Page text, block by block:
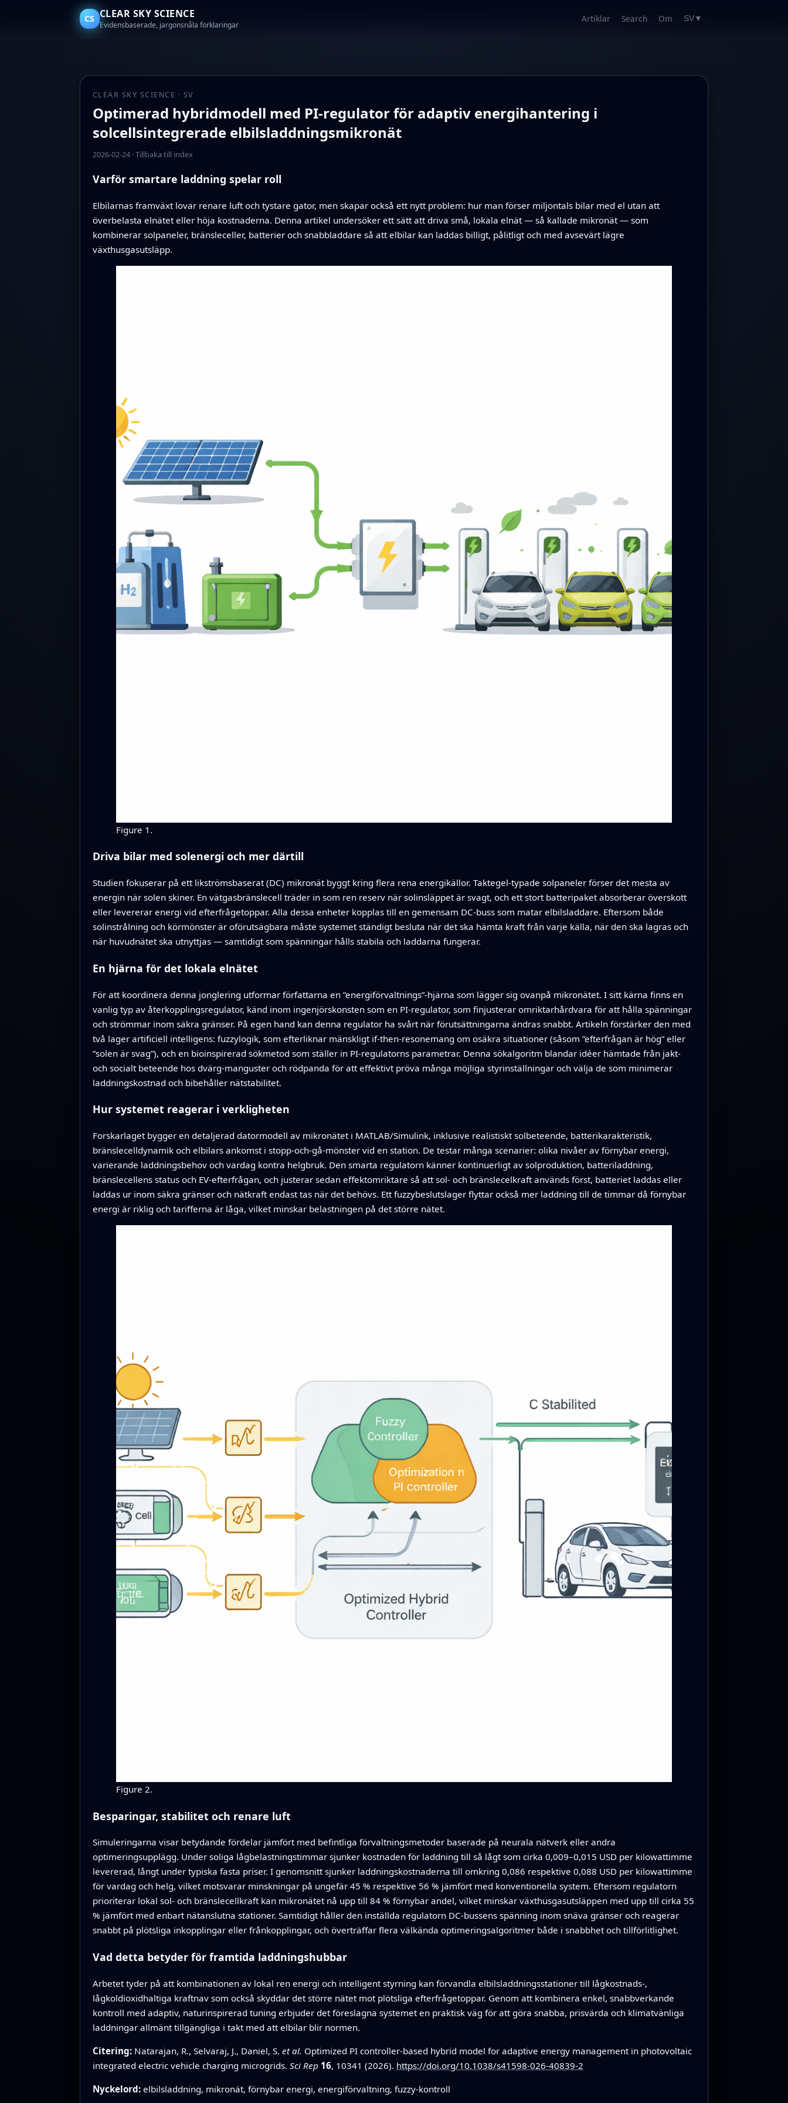
CS CLEAR SKY SCIENCE
Evidensbaserade, jargonsnåla förklaringar
Artiklar Search Om SV ▼
CLEAR SKY SCIENCE · SV
Optimerad hybridmodell med PI-regulator för adaptiv energihantering i
solcellsintegrerade elbilsladdningsmikronät
2026-02-24·Tillbaka till index
Varför smartare laddning spelar roll
Elbilarnas framväxt lovar renare luft och tystare gator, men skapar också ett nytt problem: hur man förser miljontals bilar med el utan att
överbelasta elnätet eller höja kostnaderna. Denna artikel undersöker ett sätt att driva små, lokala elnät — så kallade mikronät — som
kombinerar solpaneler, bränsleceller, batterier och snabbladdare så att elbilar kan laddas billigt, pålitligt och med avsevärt lägre
växthusgasutsläpp.
Figure 1.
Driva bilar med solenergi och mer därtill
Studien fokuserar på ett likströmsbaserat (DC) mikronät byggt kring flera rena energikällor. Taktegel-typade solpaneler förser det mesta av
energin när solen skiner. En vätgasbränslecell träder in som ren reserv när solinsläppet är svagt, och ett stort batteripaket absorberar överskott
eller levererar energi vid efterfrågetoppar. Alla dessa enheter kopplas till en gemensam DC-buss som matar elbilsladdare. Eftersom både
solinstrålning och körmönster är oförutsägbara måste systemet ständigt besluta när det ska hämta kraft från varje källa, när den ska lagras och
när huvudnätet ska utnyttjas — samtidigt som spänningar hålls stabila och laddarna fungerar.
En hjärna för det lokala elnätet
För att koordinera denna jonglering utformar författarna en ”energiförvaltnings”-hjärna som lägger sig ovanpå mikronätet. I sitt kärna finns en
vanlig typ av återkopplingsregulator, känd inom ingenjörskonsten som en PI-regulator, som finjusterar omriktarhårdvara för att hålla spänningar
och strömmar inom säkra gränser. På egen hand kan denna regulator ha svårt när förutsättningarna ändras snabbt. Artikeln förstärker den med
två lager artificiell intelligens: fuzzylogik, som efterliknar mänskligt if‑then‑resonemang om osäkra situationer (såsom ”efterfrågan är hög” eller
”solen är svag”), och en bioinspirerad sökmetod som ställer in PI-regulatorns parametrar. Denna sökalgoritm blandar idéer hämtade från jakt-
och socialt beteende hos dvärg-manguster och rödpanda för att effektivt pröva många möjliga styrinställningar och välja de som minimerar
laddningskostnad och bibehåller nätstabilitet.
Hur systemet reagerar i verkligheten
Forskarlaget bygger en detaljerad datormodell av mikronätet i MATLAB/Simulink, inklusive realistiskt solbeteende, batterikarakteristik,
bränslecelldynamik och elbilars ankomst i stopp‑och‑gå-mönster vid en station. De testar många scenarier: olika nivåer av förnybar energi,
varierande laddningsbehov och vardag kontra helgbruk. Den smarta regulatorn känner kontinuerligt av solproduktion, batteriladdning,
bränslecellens status och EV‑efterfrågan, och justerar sedan effektomriktare så att sol- och bränslecelkraft används först, batteriet laddas eller
laddas ur inom säkra gränser och nätkraft endast tas när det behövs. Ett fuzzybeslutslager flyttar också mer laddning till de timmar då förnybar
energi är riklig och tarifferna är låga, vilket minskar belastningen på det större nätet.
Figure 2.
Besparingar, stabilitet och renare luft
Simuleringarna visar betydande fördelar jämfört med befintliga förvaltningsmetoder baserade på neurala nätverk eller andra
optimeringsupplägg. Under soliga lågbelastningstimmar sjunker kostnaden för laddning till så lågt som cirka 0,009–0,015 USD per kilowattimme
levererad, långt under typiska fasta priser. I genomsnitt sjunker laddningskostnaderna till omkring 0,086 respektive 0,088 USD per kilowattimme
för vardag och helg, vilket motsvarar minskningar på ungefär 45 % respektive 56 % jämfört med konventionella system. Eftersom regulatorn
prioriterar lokal sol- och bränslecellkraft kan mikronätet nå upp till 84 % förnybar andel, vilket minskar växthusgasutsläppen med upp till cirka 55
% jämfört med enbart nätanslutna stationer. Samtidigt håller den inställda regulatorn DC-bussens spänning inom snäva gränser och reagerar
snabbt på plötsliga inkopplingar eller frånkopplingar, och överträffar flera välkända optimeringsalgoritmer både i snabbhet och tillförlitlighet.
Vad detta betyder för framtida laddningshubbar
Arbetet tyder på att kombinationen av lokal ren energi och intelligent styrning kan förvandla elbilsladdningsstationer till lågkostnads-,
lågkoldioxidhaltiga kraftnav som också skyddar det större nätet mot plötsliga efterfrågetoppar. Genom att kombinera enkel, snabbverkande
kontroll med adaptiv, naturinspirerad tuning erbjuder det föreslagna systemet en praktisk väg för att göra snabba, prisvärda och klimatvänliga
laddningar allmänt tillgängliga i takt med att elbilar blir normen.
Citering: Natarajan, R., Selvaraj, J., Daniel, S. et al. Optimized PI controller-based hybrid model for adaptive energy management in photovoltaic
integrated electric vehicle charging microgrids. Sci Rep 16, 10341 (2026). https://doi.org/10.1038/s41598-026-40839-2
Nyckelord: elbilsladdning, mikronät, förnybar energi, energiförvaltning, fuzzy-kontroll